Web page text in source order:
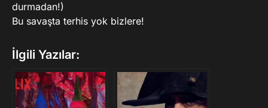
durmadan!)
Bu savaşta terhis yok bizlere!
İlgili Yazılar: